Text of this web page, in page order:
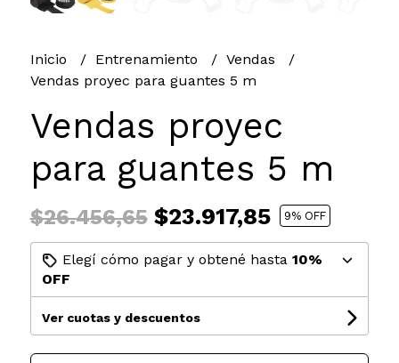
Inicio Entrenamiento
Vendas
Vendas proyec para guantes 5 m
Vendas proyec
para guantes 5 m
$26.456,65$23.917,85 9% OFF
Elegí cómo pagar y obtené hasta 10%
OFF
Ver cuotas y descuentos